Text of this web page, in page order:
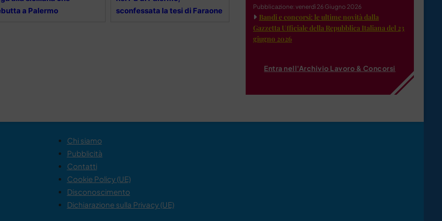
a Palermo
sconfessata la tesi di Faraone
Pubblicazione: venerdì 26 Giugno 2026
Bandi e concorsi: le ultime novità dalla
Gazzetta Ufficiale della Repubblica Italiana del 23
giugno 2026
Entra nell'Archivio Lavoro & Concorsi
Chi siamo
Pubblicità
Contatti
Cookie Policy (UE)
Disconoscimento
Dichiarazione sulla Privacy (UE)